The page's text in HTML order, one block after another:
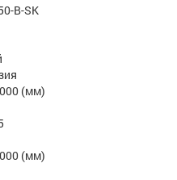
B-SK
(мм)
(мм)